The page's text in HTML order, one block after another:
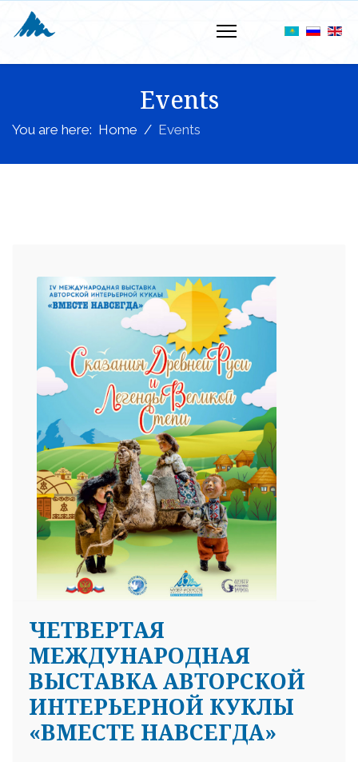
Events
You are here: Home Events
ЧЕТВЕРТАЯ
МЕЖДУНАРОДНАЯ
ВЫСТАВКА АВТОРСКОЙ
ИНТЕРЬЕРНОЙ КУКЛЫ
«ВМЕСТЕ НАВСЕГДА»